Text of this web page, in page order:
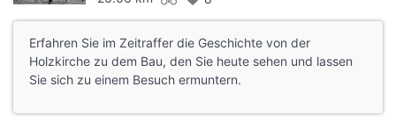
Erfahren Sie im Zeitraffer die Geschichte von der
Holzkirche zu dem Bau, den Sie heute sehen und lassen
Sie sich zu einem Besuch ermuntern.